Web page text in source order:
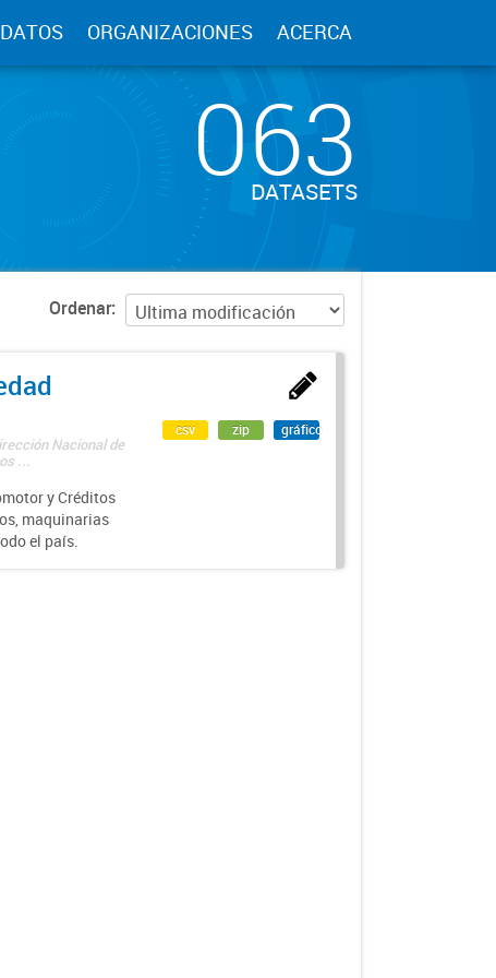
DATOS ORGANIZACIONES ACERCA
063
DATASETS
Ordenar
Nacional de
...
y Créditos
maquinarias
el país.
csv zip gráfico